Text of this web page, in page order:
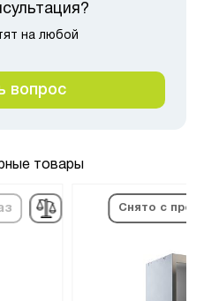
на любой
вопрос
товары
Снято с